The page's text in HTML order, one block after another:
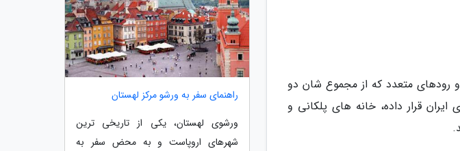
و رودهای متعدد که از مجموع شان دو
قرار داده، خانه های پلکانی و
راهنمای سفر به ورشو مرکز لهستان
ورشوی لهستان، یکی از تاریخی ترین
شهرهای اروپاست و به محض سفر به